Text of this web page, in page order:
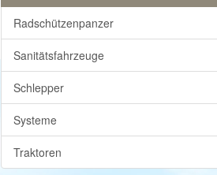
Radschützenpanzer
Sanitätsfahrzeuge
Schlepper
Systeme
Traktoren